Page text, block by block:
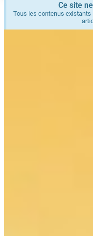
Ce site
Tous les contenus existants